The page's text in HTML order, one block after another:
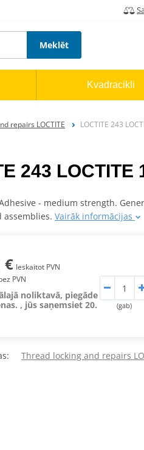
Meklēt
Kvadracikli
repairs LOCTITE LOCTITE 243
243 LOCTITE
- medium strength.
assemblies. Vairāk informācijas
€ Ieskaitot PVN
PVN
noliktavā, piegāde
, jūs saņemsiet 20.
(gab)
Thread locking and repairs